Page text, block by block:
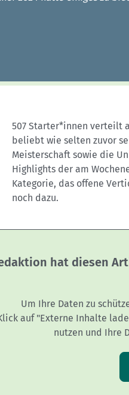
507 Starter*innen verteilt
beliebt wie selten zuvor
Meisterschaft sowie die
Highlights der am
Kategorie, das offene
noch dazu.
hat diesen
Um Ihre Daten zu
auf "Externe Inhalte
nutzen und Ihre